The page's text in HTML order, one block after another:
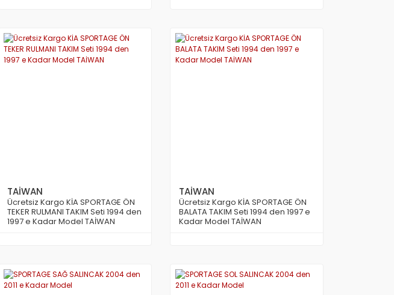
TAİWAN
Ücretsiz Kargo KİA SPORTAGE ÖN
TEKER RULMANI TAKIM Seti 1994 den
1997 e Kadar Model TAİWAN
TAİWAN
Ücretsiz Kargo KİA SPORTAGE ÖN
BALATA TAKIM Seti 1994 den 1997 e
Kadar Model TAİWAN